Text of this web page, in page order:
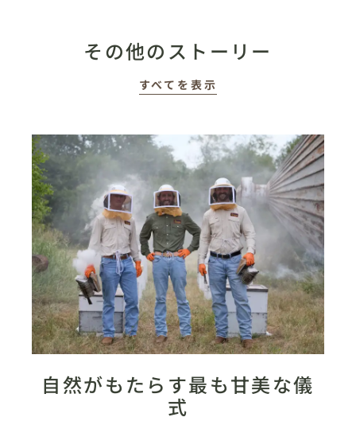
その他のストーリー
すべてを表示
自然がもたらす最も甘美な儀
式